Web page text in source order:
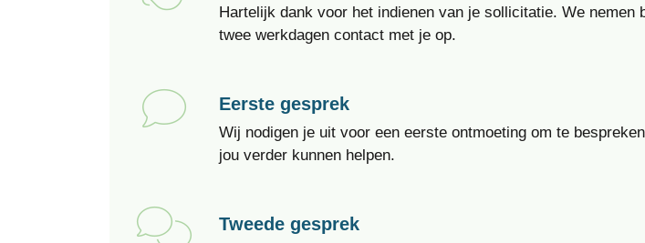
Hartelijk dank voor het indienen van je sollicitatie. We nemen
twee werkdagen contact met je op.
Eerste gesprek
Wij nodigen je uit voor een eerste ontmoeting om te
jou verder kunnen helpen.
Tweede gesprek